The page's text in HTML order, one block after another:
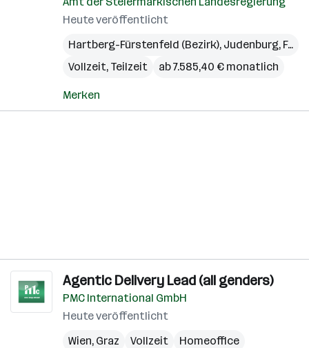
Heute veröffentlicht
Hartberg-Fürstenfeld (Bezirk), Judenburg, Feldbach
Vollzeit, Teilzeit
ab 7.585,40 € monatlich
Merken
Agentic Delivery Lead (all genders)
PMC International GmbH
Heute veröffentlicht
Wien, Graz Vollzeit Homeoffice